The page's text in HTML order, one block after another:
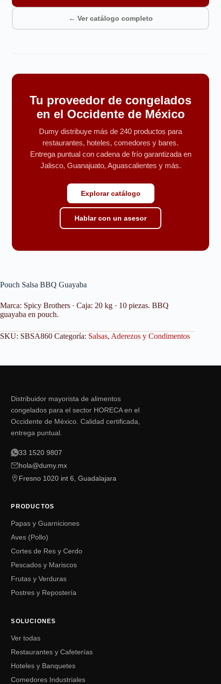
← Ver catálogo completo
Tu proveedor de congelados
en el Occidente de México
Dumy distribuye más de 240 productos para
restaurantes, hoteles, comedores y bares.
Entrega puntual con cadena de frío garantizada en
Jalisco, Guanajuato, Aguascalientes y más.
Explorar catálogo
Hablar con un asesor
Pouch Salsa BBQ Guayaba
Marca: Spicy Brothers · Caja: 20 kg · 10 piezas. BBQ
guayaba en pouch.
SKU: SBSA860 Categoría: Salsas, Aderezos y Condimentos
Distribuidor mayorista de alimentos
congelados para el sector HORECA en el
Occidente de México. Calidad certificada,
entrega puntual.
33 1520 9807
hola@dumy.mx
Fresno 1020 int 6, Guadalajara
PRODUCTOS
Papas y Guarniciones
Aves (Pollo)
Cortes de Res y Cerdo
Pescados y Mariscos
Frutas y Verduras
Postres y Repostería
SOLUCIONES
Ver todas
Restaurantes y Cafeterías
Hoteles y Banquetes
Comedores Industriales